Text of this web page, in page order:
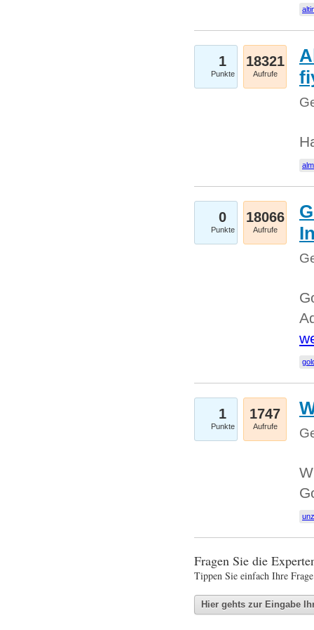
1
Punkte
18321
Aufrufe
0
Punkte
18066
Aufrufe
1
Punkte
1747
Aufrufe
Fragen Sie die
Tippen Sie einfach Ihre